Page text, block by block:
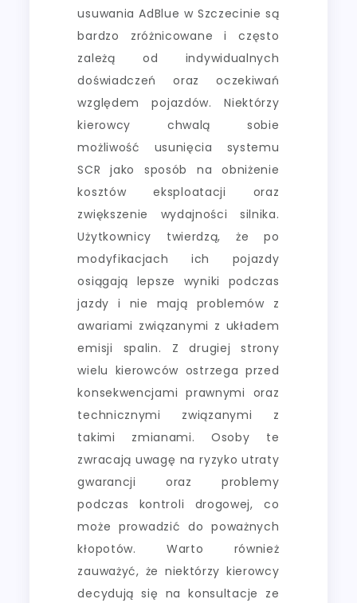
usuwania AdBlue w Szczecinie są
bardzo zróżnicowane i często
zależą od indywidualnych
doświadczeń oraz oczekiwań
względem pojazdów. Niektórzy
kierowcy chwalą sobie
możliwość usunięcia systemu
SCR jako sposób na obniżenie
kosztów eksploatacji oraz
zwiększenie wydajności silnika.
Użytkownicy twierdzą, że po
modyfikacjach ich pojazdy
osiągają lepsze wyniki podczas
jazdy i nie mają problemów z
awariami związanymi z układem
emisji spalin. Z drugiej strony
wielu kierowców ostrzega przed
konsekwencjami prawnymi oraz
technicznymi związanymi z
takimi zmianami. Osoby te
zwracają uwagę na ryzyko utraty
gwarancji oraz problemy
podczas kontroli drogowej, co
może prowadzić do poważnych
kłopotów. Warto również
zauważyć, że niektórzy kierowcy
decydują się na konsultacje ze